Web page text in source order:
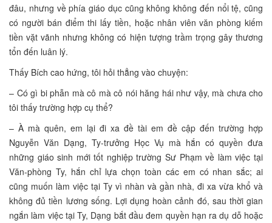
đâu, nhưng về phía giáo dục cũng không không đến nổi tệ, cũng
có người bán điểm thi lấy tiền, hoặc nhân viên văn phòng kiếm
tiền vặt vãnh nhưng không có hiện tượng trầm trọng gây thương
tổn đến luân lý.
Thấy Bích cao hứng, tôi hỏi thẳng vào chuyện:
– Có gì bi phẫn mà cô mà cô nói hăng hái như vậy, mà chưa cho
tôi thấy trường hợp cụ thể?
– À mà quên, em lại đi xa đề tài em đề cập đến trường hợp
Nguyễn Văn Dạng, Ty-trưởng Học Vụ mà hắn có quyền đưa
những giáo sinh mới tốt nghiệp trường Sư Phạm về làm việc tại
Văn-phòng Ty, hắn chỉ lựa chọn toàn các em có nhan sắc; ai
cũng muốn làm việc tại Ty vì nhàn và gần nhà, đi xa vừa khổ và
không đủ tiền lương sống. Lợi dụng hoàn cảnh đó, sau thời gian
ngắn làm việc tại Ty, Dạng bắt đầu đem quyền hạn ra dụ dỗ hoặc